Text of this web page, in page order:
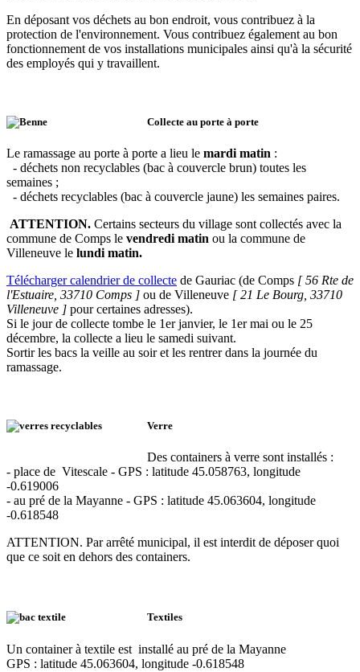
En déposant vos déchets au bon endroit, vous contribuez à la
protection de l'environnement. Vous contribuez également au bon
fonctionnement de vos installations municipales ainsi qu'à la sécurité
des employés qui y travaillent.
Collecte au porte à porte
Le ramassage au porte à porte a lieu le mardi matin :
- déchets non recyclables (bac à couvercle brun) toutes les
semaines ;
- déchets recyclables (bac à couvercle jaune) les semaines paires.
ATTENTION. Certains secteurs du village sont collectés avec la
commune de Comps le vendredi matin ou la commune de
Villeneuve le lundi matin.
Télécharger calendrier de collecte de Gauriac (de Comps [ 56 Rte de
l'Estuaire, 33710 Comps ] ou de Villeneuve [ 21 Le Bourg, 33710
Villeneuve ] pour certaines adresses).
Si le jour de collecte tombe le 1er janvier, le 1er mai ou le 25
décembre, la collecte a lieu le samedi suivant.
Sortir les bacs la veille au soir et les rentrer dans la journée du
ramassage.
Verre
Des containers à verre sont installés :
- place de Vitescale - GPS : latitude 45.058763, longitude
-0.619006
- au pré de la Mayanne - GPS : latitude 45.063604, longitude
-0.618548
ATTENTION. Par arrêté municipal, il est interdit de déposer quoi
que ce soit en dehors des containers.
Textiles
Un container à textile est installé au pré de la Mayanne
GPS : latitude 45.063604, longitude -0.618548